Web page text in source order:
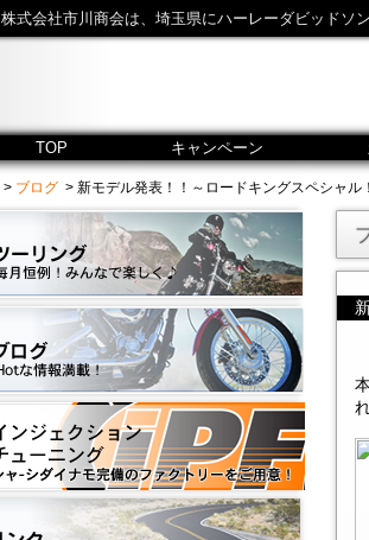
株式会社市川商会は、埼玉県にハーレーダビッドソ
TOP キャンペーン
> ブログ > 新モデル発表！！～ロードキングスペシャ